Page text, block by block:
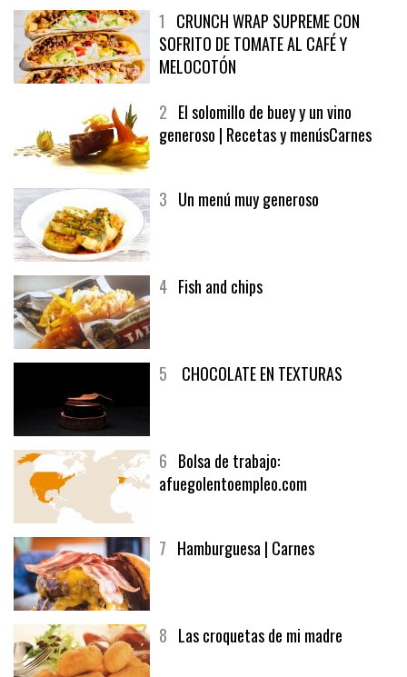
1CRUNCH WRAP SUPREME CON
SOFRITO DE TOMATE AL CAFÉ Y
MELOCOTÓN
2El solomillo de buey y un vino
6Bolsa de trabajo: